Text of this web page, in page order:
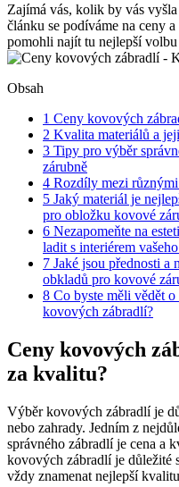
Zajímá vás, kolik by vás
článku se podíváme na ceny
pomohli najít tu nejlepší
Obsah
1 Ceny kovových
2 Kvalita materiálů a
3 Tipy pro výběr
zárubně
4 Rozdíly mezi
5 Jaký materiál je
pro obložku kovové
6 Nezapomeňte na
ladit s interiérem
7 Jaké jsou přednosti a
obkladů pro kovové
8 Co byste měli vědět
kovových zábradlí?
Ceny kovových
za kvalitu?
Výběr kovových zábradlí je
nebo zahrady. Jedním z
správného zábradlí je cena a
kovových zábradlí je důležité
vždy znamenat nejlepší